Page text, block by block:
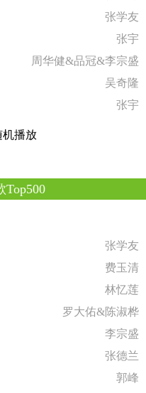
张学友
张宇
周华健&品冠&李宗盛
吴奇隆
张宇
机播放
Top500
张学友
费玉清
林忆莲
罗大佑&陈淑桦
李宗盛
张德兰
郭峰